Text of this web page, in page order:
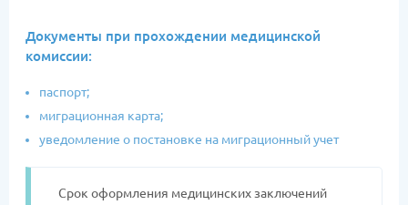
Документы при прохождении медицинской
комиссии:
паспорт;
миграционная карта;
уведомление о постановке на миграционный учет
Срок оформления медицинских заключений